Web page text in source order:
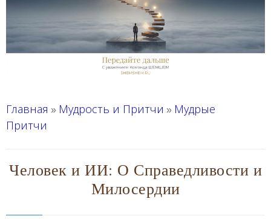
Главная » Мудрость и Притчи » Мудрые
Притчи
Человек и ИИ: О Справедливости и
Милосердии